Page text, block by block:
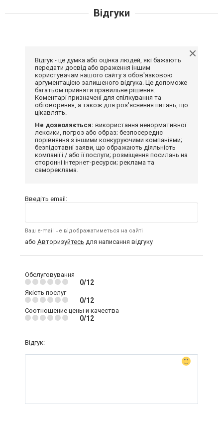
Відгуки
Відгук - це думка або оцінка людей, які бажають
передати досвід або враження іншим
користувачам нашого сайту з обов'язковою
аргументацією залишеного відгука. Це допоможе
багатьом прийняти правильне рішення.
Коментарі призначені для спілкування та
обговорення, а також для роз'яснення питань, що
цікавлять.
Не дозволяється: використання ненормативної
лексики, погроз або образ; безпосереднє
порівняння з іншими конкуруючими компаніями;
безпідставні заяви, що ображають діяльність
компанії і / або її послуги; розміщення посилань на
сторонні інтернет-ресурси; реклама та
самореклама.
Введіть email:
Ваш e-mail не відображатиметься на сайті
або Авторизуйтесь для написання відгуку
Обслуговування
0/12
Якість послуг
0/12
Соотношение цены и качества
0/12
Відгук: